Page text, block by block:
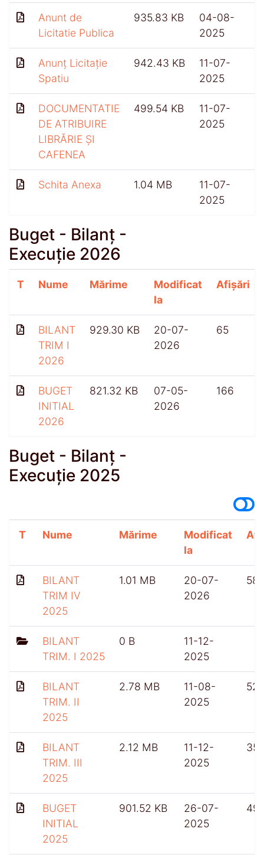
Anunt de
Licitatie Publica
935.83 KB
04-08-
2025
Anunț Licitație
Spatiu
942.43 KB
11-07-
2025
DOCUMENTATIE
DE ATRIBUIRE
LIBRĂRIE ȘI
CAFENEA
499.54 KB
11-07-
2025
Schita Anexa 1.04 MB
11-07-
2025
Buget - Bilanț -
Execuție 2026
T Nume Mărime
Modificat
la
Afișări
BILANT
TRIM I
2026
929.30 KB
20-07-
2026
65
BUGET
INITIAL
2026
821.32 KB
07-05-
2026
166
Buget - Bilanț -
Execuție 2025
T Nume Mărime
Modificat
la
BILANT
TRIM IV
2025
1.01 MB
20-07-
2026
58
BILANT
TRIM. I 2025
0 B
11-12-
2025
BILANT
TRIM. II
2025
2.78 MB
11-08-
2025
BILANT
TRIM. III
2025
2.12 MB
11-12-
2025
BUGET
INITIAL
2025
901.52 KB
26-07-
2025